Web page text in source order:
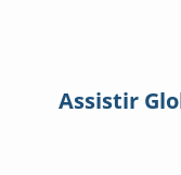
Assistir